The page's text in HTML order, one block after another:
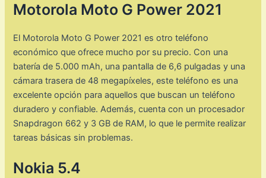
Motorola Moto G Power 2021
El Motorola Moto G Power 2021 es otro teléfono
económico que ofrece mucho por su precio. Con una
batería de 5.000 mAh, una pantalla de 6,6 pulgadas y una
cámara trasera de 48 megapíxeles, este teléfono es una
excelente opción para aquellos que buscan un teléfono
duradero y confiable. Además, cuenta con un procesador
Snapdragon 662 y 3 GB de RAM, lo que le permite realizar
tareas básicas sin problemas.
Nokia 5.4